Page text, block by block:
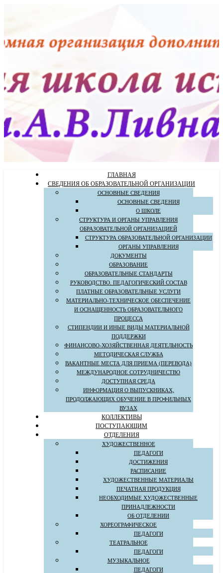
ГЛАВНАЯ
СВЕДЕНИЯ ОБ ОБРАЗОВАТЕЛЬНОЙ ОРГАНИЗАЦИИ
ОСНОВНЫЕ СВЕДЕНИЯ
ОСНОВНЫЕ СВЕДЕНИЯ
О ШКОЛЕ
СТРУКТУРА И ОРГАНЫ УПРАВЛЕНИЯ
ОБРАЗОВАТЕЛЬНОЙ ОРГАНИЗАЦИЕЙ
СТРУКТУРА ОБРАЗОВАТЕЛЬНОЙ ОРГАНИЗАЦИИ
ОРГАНЫ УПРАВЛЕНИЯ
ДОКУМЕНТЫ
ОБРАЗОВАНИЕ
ОБРАЗОВАТЕЛЬНЫЕ СТАНДАРТЫ
РУКОВОДСТВО. ПЕДАГОГИЧЕСКИЙ СОСТАВ
ПЛАТНЫЕ ОБРАЗОВАТЕЛЬНЫЕ УСЛУГИ
МАТЕРИАЛЬНО-ТЕХНИЧЕСКОЕ ОБЕСПЕЧЕНИЕ
И ОСНАЩЕННОСТЬ ОБРАЗОВАТЕЛЬНОГО
ПРОЦЕССА
СТИПЕНДИИ И ИНЫЕ ВИДЫ МАТЕРИАЛЬНОЙ
ПОДДЕРЖКИ
ФИНАНСОВО-ХОЗЯЙСТВЕННАЯ ДЕЯТЕЛЬНОСТЬ
МЕТОДИЧЕСКАЯ СЛУЖБА
ВАКАНТНЫЕ МЕСТА ДЛЯ ПРИЕМА (ПЕРЕВОДА)
МЕЖДУНАРОДНОЕ СОТРУДНИЧЕСТВО
ДОСТУПНАЯ СРЕДА
ИНФОРМАЦИЯ О ВЫПУСКНИКАХ,
ПРОДОЛЖАЮЩИХ ОБУЧЕНИЕ В ПРОФИЛЬНЫХ
ВУЗАХ
КОЛЛЕКТИВЫ
ПОСТУПАЮЩИМ
ОТДЕЛЕНИЯ
ХУДОЖЕСТВЕННОЕ
ПЕДАГОГИ
ДОСТИЖЕНИЯ
РАСПИСАНИЕ
ХУДОЖЕСТВЕННЫЕ МАТЕРИАЛЫ
ПЕЧАТНАЯ ПРОДУКЦИЯ
НЕОБХОДИМЫЕ ХУДОЖЕСТВЕННЫЕ
ПРИНАДЛЕЖНОСТИ
ОБ ОТДЕЛЕНИИ
ХОРЕОГРАФИЧЕСКОЕ
ПЕДАГОГИ
ТЕАТРАЛЬНОЕ
ПЕДАГОГИ
МУЗЫКАЛЬНОЕ
ПЕДАГОГИ